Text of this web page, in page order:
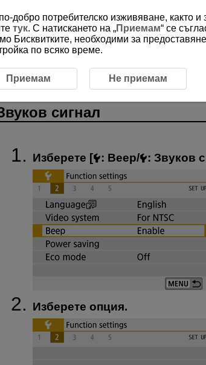
сигнал
Изберете [ : Beep/ : Звуков
Изберете опция.
добро потребителско изживяване, както
тук. С натискането на „Приемам“ се
Бисквитките, необходими за
по всяко време.
Приемам Не приемам